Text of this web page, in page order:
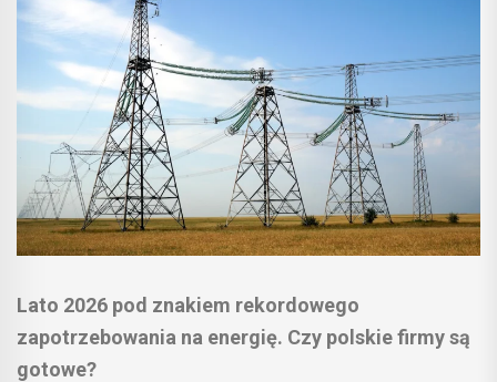
Lato 2026 pod znakiem rekordowego
zapotrzebowania na energię. Czy polskie firmy są
gotowe?